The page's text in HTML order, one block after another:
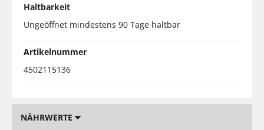
Haltbarkeit
Ungeöffnet mindestens 90 Tage haltbar
Artikelnummer
4502115136
NÄHRWERTE